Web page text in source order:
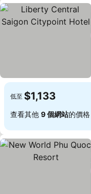
低至 $1,133
查看其他 9 個網站的價格